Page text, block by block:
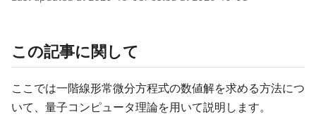
この記事に関して
ここでは一階線形常微分方程式の数値解を求める方法につ
いて、量子コンピュータ理論を用いて説明します。